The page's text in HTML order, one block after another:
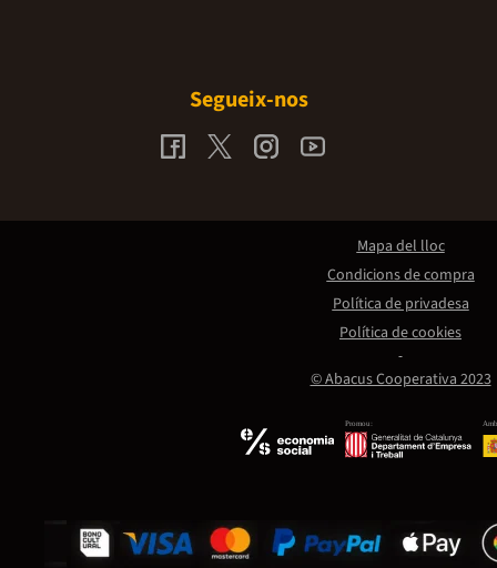
Segueix-nos
Promou:
© Abacus Cooperativa 2023
Mapa del lloc
Condicions de compra
Política de privadesa
Política de cookies